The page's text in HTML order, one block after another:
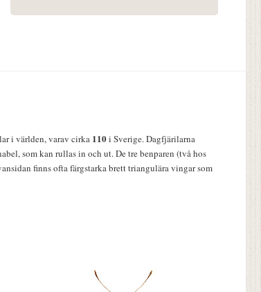
i världen, varav cirka 110i Sverige. Dagfjärilarna
som kan rullas in och ut. De tre benparen (två hos
finns ofta färgstarka brett triangulära vingar som